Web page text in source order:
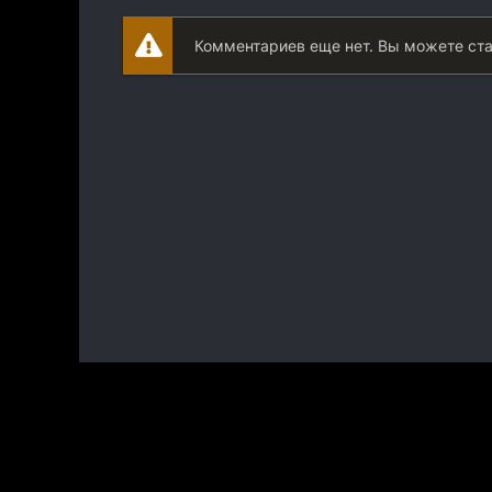
Комментариев еще нет. Вы можете